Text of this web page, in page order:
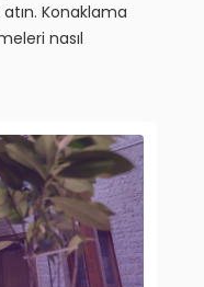
Konaklama
nasıl